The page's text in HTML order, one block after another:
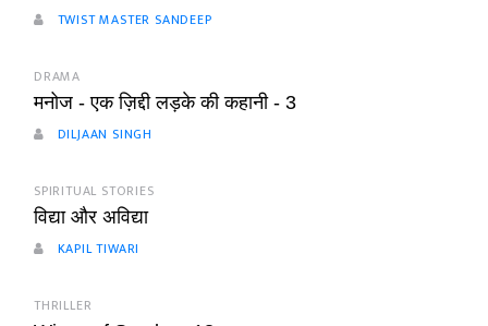
TWIST MASTER SANDEEP
DRAMA
मनोज - एक ज़िद्दी लड़के की कहानी - 3
DILJAAN SINGH
SPIRITUAL STORIES
विद्या और अविद्या
KAPIL TIWARI
THRILLER